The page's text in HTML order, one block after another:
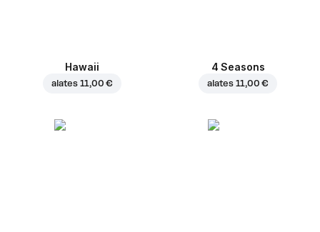
Hawaii
alates 11,00 €
4 Seasons
alates 11,00 €